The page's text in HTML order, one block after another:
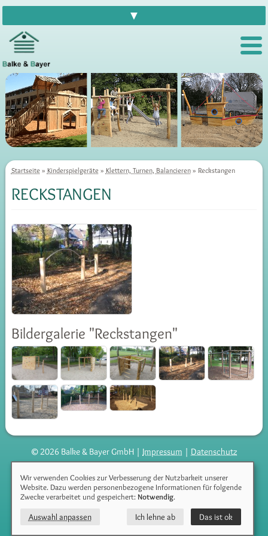
▼
Startseite » Kinderspielgeräte » Klettern, Turnen, Balancieren» Reckstangen
RECKSTANGEN
Bildergalerie "Reckstangen"
© 2026 Balke & Bayer GmbH | Impressum | Datenschutz
Wir verwenden Cookies zur Verbesserung der Nutzbarkeit unserer
Website. Dazu werden personenbezogene Informationen für folgende
Zwecke verarbeitet und gespeichert:Notwendig.
Auswahl anpassen Ich lehne ab Das ist ok